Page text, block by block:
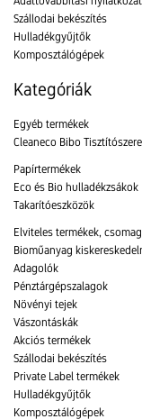
Szállodai bekészítés
Hulladékgyűjtők
Komposztálógépek
Kategóriák
Egyéb termékek
Cleaneco Bibo
Papírtermékek
Eco és Bio hulladékzsákok
Takarítóeszközök
Elviteles termékek,
Bioműanyag
Adagolók
Pénztárgépszalagok
Növényi tejek
Vászontáskák
Akciós termékek
Szállodai bekészítés
Private Label termékek
Hulladékgyűjtők
Komposztálógépek